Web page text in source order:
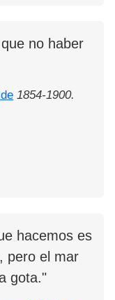
no haber
1854-1900.
hacemos es
pero el mar
gota."